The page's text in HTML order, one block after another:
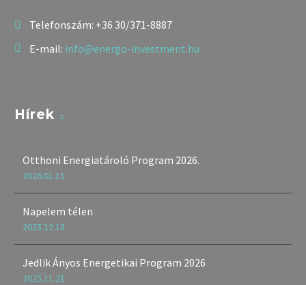
Telefonszám: +36 30/371-8887
E-mail: info@energo-investment.hu
Hírek
Otthoni Energiatároló Program 2026.
2026.01.15.
Napelem télen
2025.12.18.
Jedlik Ányos Energetikai Program 2026
2025.11.21.